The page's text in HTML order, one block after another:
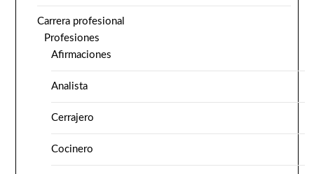
Carrera profesional
Profesiones
Afirmaciones
Analista
Cerrajero
Cocinero